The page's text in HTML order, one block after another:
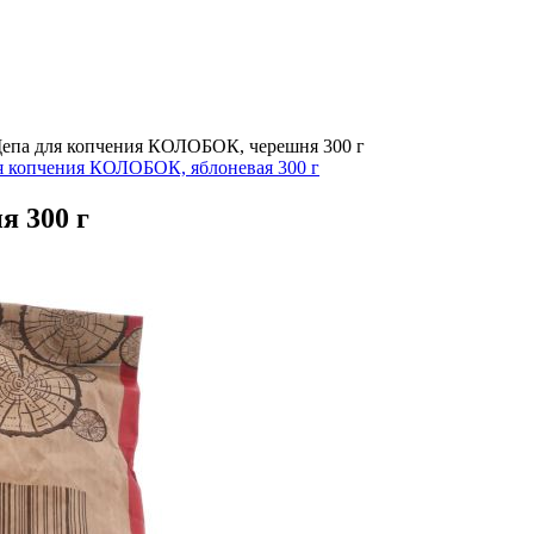
для копчения КОЛОБОК, черешня 300 г
копчения КОЛОБОК, яблоневая 300 г
300 г